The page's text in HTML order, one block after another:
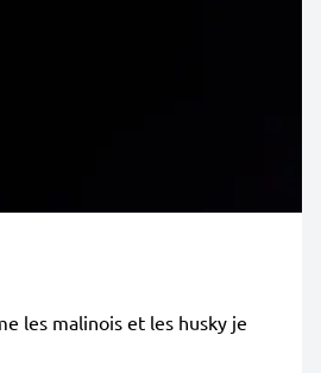
les malinois et les husky je